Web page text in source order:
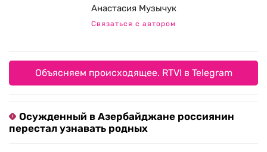
Анастасия Музычук
Связаться с автором
Объясняем происходящее. RTVI в Telegram
Осужденный в Азербайджане россиянин
перестал узнавать родных